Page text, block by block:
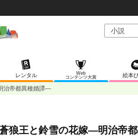
レンタル
Web
コンテンツ大賞
絵本
治帝都異種婚譚―
蒼狼王と鈴雪の花嫁―明治帝